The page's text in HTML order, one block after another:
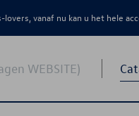
lovers, vanaf nu kan u het hele
WEBSITE)